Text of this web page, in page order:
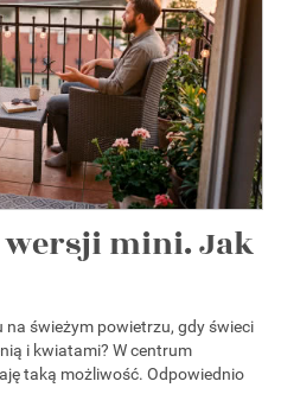
wersji mini. Jak
na świeżym powietrzu, gdy świeci
i kwiatami? W centrum
taką możliwość. Odpowiednio